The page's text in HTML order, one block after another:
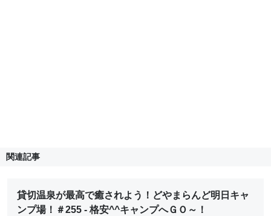
関連記事
貸切温泉が最高で癒されよう！どやまらんど明日キャ
ンプ場！＃255 - 格安^^キャンプへＧＯ～！